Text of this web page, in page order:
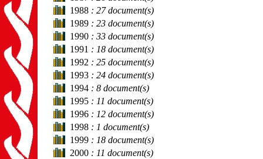
1988 : 27 document(s)
1989 : 23 document(s)
1990 : 33 document(s)
1991 : 18 document(s)
1992 : 25 document(s)
1993 : 24 document(s)
1994 : 8 document(s)
1995 : 11 document(s)
1996 : 12 document(s)
1998 : 1 document(s)
1999 : 18 document(s)
2000 : 11 document(s)